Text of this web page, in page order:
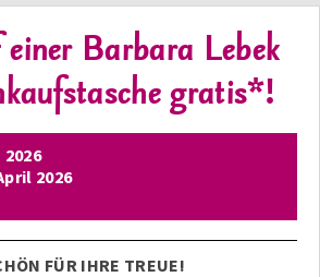
Barbara Lebek
gratis*!
2026
2026
FÜR IHRE TREUE!